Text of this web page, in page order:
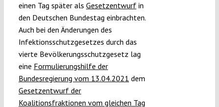
einen Tag später als Gesetzentwurfin
den Deutschen Bundestag einbrachten.
Auch bei den Änderungen des
Infektionsschutzgesetzes durch das
vierte Bevölkerungsschutzgesetz lag
eine Formulierungshilfe der
Bundesregierung vom 13.04.2021 dem
Gesetzentwurf der
Koalitionsfraktionen vom gleichen Tag